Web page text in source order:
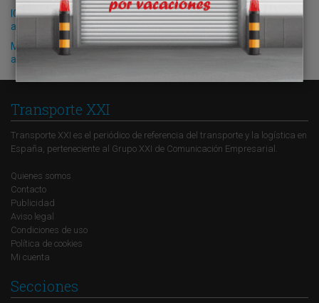
ICP Logística instala un nuevo clasificador de pedidos en su
almacén principal de Meco (Madrid)
Moldtrans incorpora un software para optimizar la gestión de sus
actividades de transporte y logística
Transporte XXI
Transporte XXI es el periódico de referencia del transporte y la logística en
España, perteneciente al Grupo XXI de Comunicación Empresarial.
Quienes somos
Contacto
Publicidad
Aviso legal
Condiciones de uso
Política de cookies
Mi cuenta
Secciones